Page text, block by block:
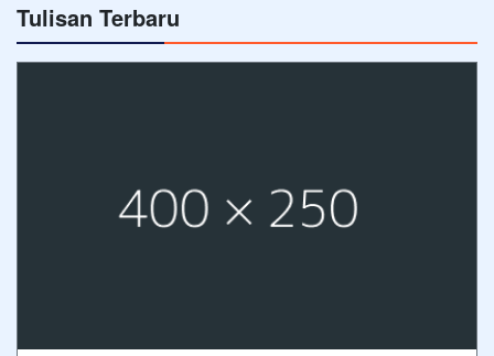
Tulisan Terbaru